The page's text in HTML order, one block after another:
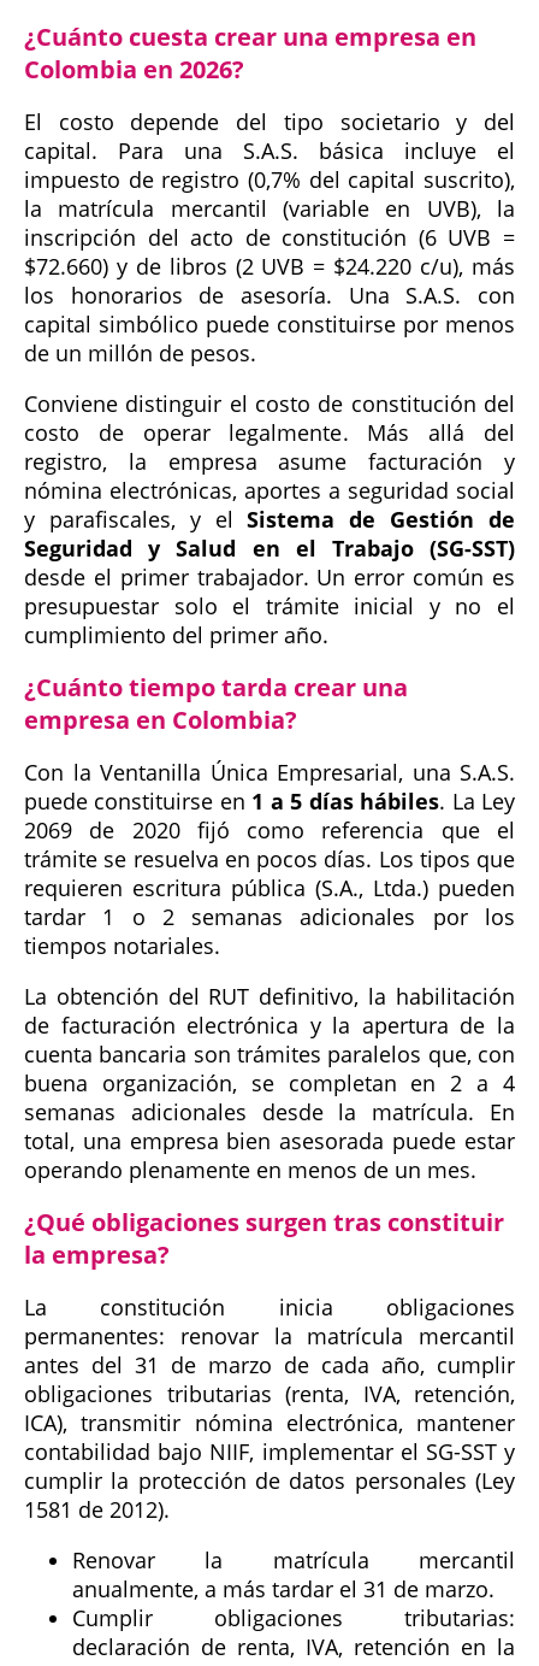
¿Cuánto cuesta crear una empresa en
Colombia en 2026?
El costo depende del tipo societario y del
capital. Para una S.A.S. básica incluye el
impuesto de registro (0,7% del capital suscrito),
la matrícula mercantil (variable en UVB), la
inscripción del acto de constitución (6 UVB =
$72.660) y de libros (2 UVB = $24.220 c/u), más
los honorarios de asesoría. Una S.A.S. con
capital simbólico puede constituirse por menos
de un millón de pesos.
Conviene distinguir el costo de constitución del
costo de operar legalmente. Más allá del
registro, la empresa asume facturación y
nómina electrónicas, aportes a seguridad social
y parafiscales, y elSistema de Gestión de
Seguridad y Salud en el Trabajo (SG-SST)
desde el primer trabajador. Un error común es
presupuestar solo el trámite inicial y no el
cumplimiento del primer año.
¿Cuánto tiempo tarda crear una
empresa en Colombia?
Con la Ventanilla Única Empresarial, una S.A.S.
puede constituirse en 1 a 5 días hábiles. La Ley
2069 de 2020 fijó como referencia que el
trámite se resuelva en pocos días. Los tipos que
requieren escritura pública (S.A., Ltda.) pueden
tardar 1 o 2 semanas adicionales por los
tiempos notariales.
La obtención del RUT definitivo, la habilitación
de facturación electrónica y la apertura de la
cuenta bancaria son trámites paralelos que, con
buena organización, se completan en 2 a 4
semanas adicionales desde la matrícula. En
total, una empresa bien asesorada puede estar
operando plenamente en menos de un mes.
¿Qué obligaciones surgen tras constituir
la empresa?
La constitución inicia obligaciones
permanentes: renovar la matrícula mercantil
antes del 31 de marzo de cada año, cumplir
obligaciones tributarias (renta, IVA, retención,
ICA), transmitir nómina electrónica, mantener
contabilidad bajo NIIF, implementar el SG-SST y
cumplir la protección de datos personales (Ley
1581 de 2012).
Renovar la matrícula mercantil
anualmente, a más tardar el 31 de marzo.
Cumplir obligaciones tributarias:
declaración de renta, IVA, retención en la